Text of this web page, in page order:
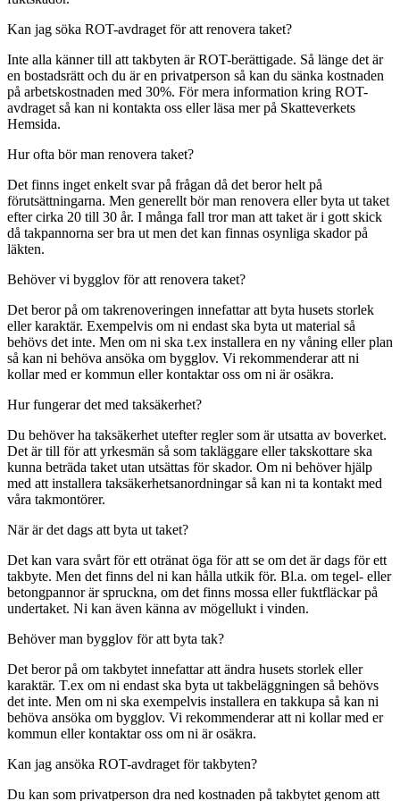
Kan jag söka ROT-avdraget för att renovera taket?
Inte alla känner till att takbyten är ROT-berättigade. Så länge det är
en bostadsrätt och du är en privatperson så kan du sänka kostnaden
på arbetskostnaden med 30%. För mera information kring ROT-
avdraget så kan ni kontakta oss eller läsa mer på Skatteverkets
Hemsida.
Hur ofta bör man renovera taket?
Det finns inget enkelt svar på frågan då det beror helt på
förutsättningarna. Men generellt bör man renovera eller byta ut taket
efter cirka 20 till 30 år. I många fall tror man att taket är i gott skick
då takpannorna ser bra ut men det kan finnas osynliga skador på
läkten.
Behöver vi bygglov för att renovera taket?
Det beror på om takrenoveringen innefattar att byta husets storlek
eller karaktär. Exempelvis om ni endast ska byta ut material så
behövs det inte. Men om ni ska t.ex installera en ny våning eller plan
så kan ni behöva ansöka om bygglov. Vi rekommenderar att ni
kollar med er kommun eller kontaktar oss om ni är osäkra.
Hur fungerar det med taksäkerhet?
Du behöver ha taksäkerhet utefter regler som är utsatta av boverket.
Det är till för att yrkesmän så som takläggare eller takskottare ska
kunna beträda taket utan utsättas för skador. Om ni behöver hjälp
med att installera taksäkerhetsanordningar så kan ni ta kontakt med
våra takmontörer.
När är det dags att byta ut taket?
Det kan vara svårt för ett otränat öga för att se om det är dags för ett
takbyte. Men det finns del ni kan hålla utkik för. Bl.a. om tegel- eller
betongpannor är spruckna, om det finns mossa eller fuktfläckar på
undertaket. Ni kan även känna av mögellukt i vinden.
Behöver man bygglov för att byta tak?
Det beror på om takbytet innefattar att ändra husets storlek eller
karaktär. T.ex om ni endast ska byta ut takbeläggningen så behövs
det inte. Men om ni ska exempelvis installera en takkupa så kan ni
behöva ansöka om bygglov. Vi rekommenderar att ni kollar med er
kommun eller kontaktar oss om ni är osäkra.
Kan jag ansöka ROT-avdraget för takbyten?
Du kan som privatperson dra ned kostnaden på takbytet genom att